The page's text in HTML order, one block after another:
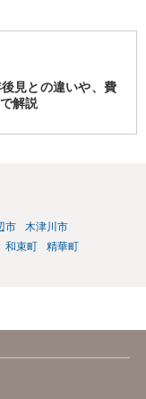
見との違いや、費
解説
市
木津川市
和束町
精華町